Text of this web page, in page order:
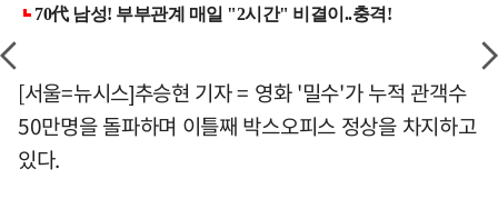
[서울=뉴시스]추승현 기자 = 영화 '밀수'가 누적 관객수
50만명을 돌파하며 이틀째 박스오피스 정상을 차지하고
있다.